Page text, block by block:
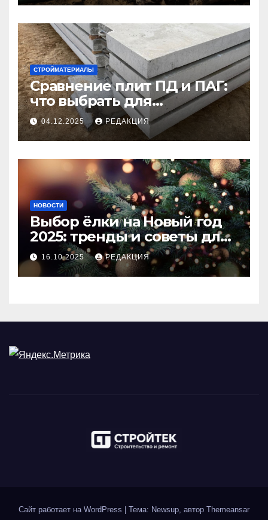
СТРОЙМАТЕРИАЛЫ
Сравнение плит ПД и ПАГ:
что выбрать для
долговечного и прочного
покрытия
04.12.2025 РЕДАКЦИЯ
НОВОСТИ
Выбор ёлки на Новый год
2025: тренды и советы для
идеального праздника
16.10.2025 РЕДАКЦИЯ
Сайт работает на WordPress Тема: Newsup, автор Themeansar